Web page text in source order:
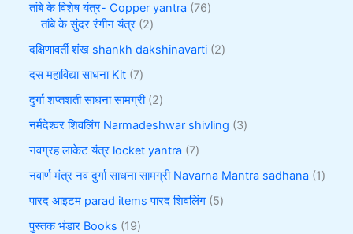
तांबे के विशेष यंत्र- Copper yantra 76
तांबे के सुंदर रंगीन यंत्र 2
दक्षिणावर्ती शंख shankh dakshinavarti 2
दस महाविद्या साधना Kit 7
दुर्गा शप्तशती साधना सामग्री 2
नर्मदेश्वर शिवलिंग Narmadeshwar shivling 3
नवग्रह लाकेट यंत्र locket yantra 7
नवार्ण मंत्र नव दुर्गा साधना सामग्री Navarna Mantra sadhana 1
पारद आइटम parad items पारद शिवलिंग 5
पुस्तक भंडार Books 19